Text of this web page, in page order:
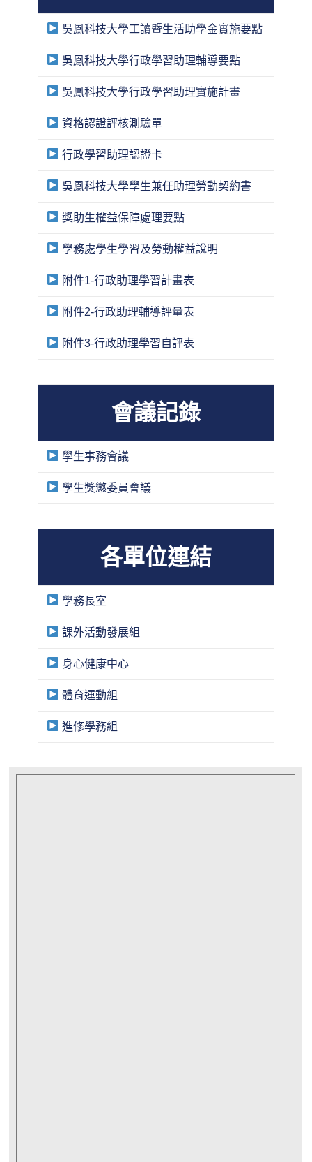
吳鳳科技大學工讀暨生活助學金實施要點
吳鳳科技大學行政學習助理輔導要點
吳鳳科技大學行政學習助理實施計畫
資格認證評核測驗單
行政學習助理認證卡
吳鳳科技大學學生兼任助理勞動契約書
獎助生權益保障處理要點
學務處學生學習及勞動權益說明
附件1-行政助理學習計畫表
附件2-行政助理輔導評量表
附件3-行政助理學習自評表
會議記錄
學生事務會議
學生獎懲委員會議
各單位連結
學務長室
課外活動發展組
身心健康中心
體育運動組
進修學務組